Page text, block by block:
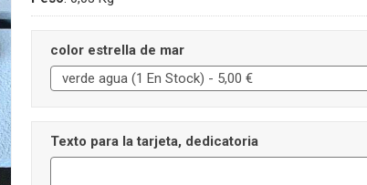
color estrella de mar
Texto para la tarjeta, dedicatoria